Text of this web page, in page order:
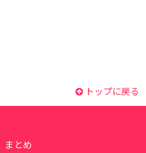
トップに戻る
まとめ